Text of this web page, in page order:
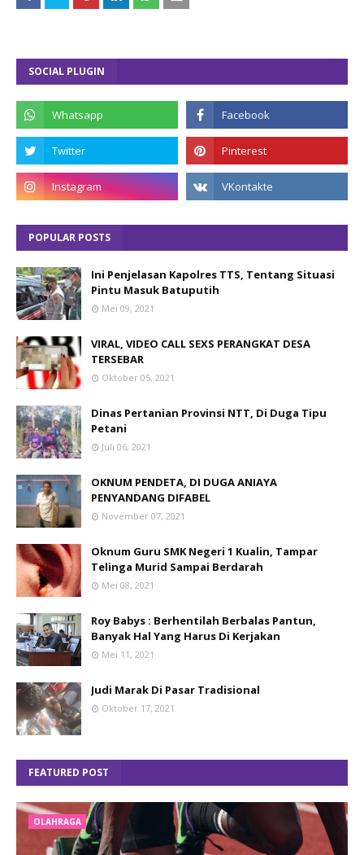
SOCIAL PLUGIN
POPULAR POSTS
Ini Penjelasan Kapolres TTS, Tentang Situasi
Pintu Masuk Batuputih
Mei 09, 2021
VIRAL, VIDEO CALL SEXS PERANGKAT DESA
TERSEBAR
Oktober 05, 2021
Dinas Pertanian Provinsi NTT, Di Duga Tipu
Petani
Juli 06, 2021
OKNUM PENDETA, DI DUGA ANIAYA
PENYANDANG DIFABEL
November 07, 2021
Oknum Guru SMK Negeri 1 Kualin, Tampar
Telinga Murid Sampai Berdarah
Mei 08, 2021
Roy Babys : Berhentilah Berbalas Pantun,
Banyak Hal Yang Harus Di Kerjakan
Mei 11, 2021
Judi Marak Di Pasar Tradisional
Oktober 17, 2021
FEATURED POST
OLAHRAGA